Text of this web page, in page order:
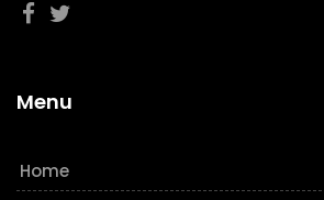
Menu
Home